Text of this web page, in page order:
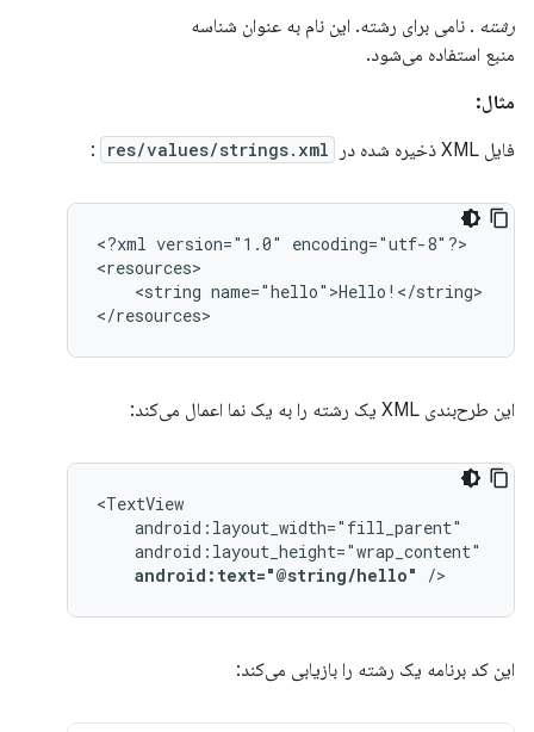
رشته . نامی برای رشته. این نام به عنوان شناسه
منبع استفاده می‌شود.
مثال:
فایل XML ذخیره شده در
res/values/strings.xml
:
<?xml version="1.0"
encoding="utf-8"?>
<string name="hello">Hello!</string>
</resources>
این طرح‌بندی XML یک رشته را به یک نما اعمال می‌کند:
android:text="@string/hello"
/>
این کد برنامه یک رشته را بازیابی می‌کند: